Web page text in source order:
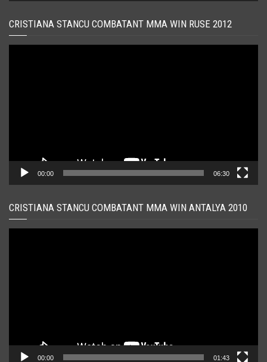
CRISTIANA STANCU COMBATANT MMA WIN RUSE 2012
00:00 06:30
CRISTIANA STANCU COMBATANT MMA WIN ANTALYA 2010
00:00 01:43